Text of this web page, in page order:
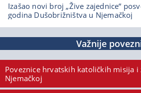
Izašao novi broj „Žive zajednice“
godina Dušobrižništva u Njemačkoj
Važnije
Poveznice hrvatskih katoličkih misija i
Njemačkoj